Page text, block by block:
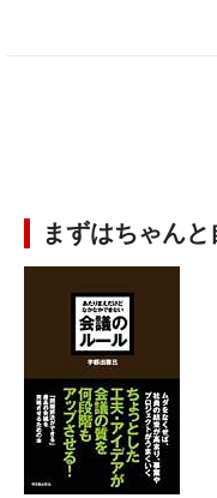
まずはちゃん